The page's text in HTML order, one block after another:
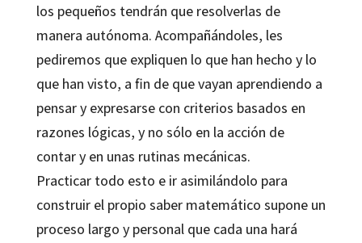
los pequeños tendrán que resolverlas de
manera autónoma. Acompañándoles, les
pediremos que expliquen lo que han hecho y lo
que han visto, a fin de que vayan aprendiendo a
pensar y expresarse con criterios basados en
razones lógicas, y no sólo en la acción de
contar y en unas rutinas mecánicas.
Practicar todo esto e ir asimilándolo para
construir el propio saber matemático supone un
proceso largo y personal que cada una hará